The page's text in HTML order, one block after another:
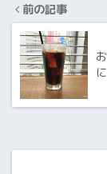
前の記事